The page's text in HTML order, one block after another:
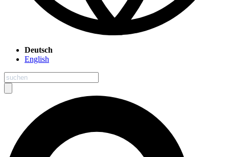
Deutsch
English